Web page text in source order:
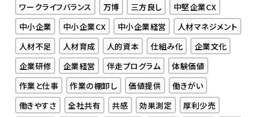
ワークライフバランス
万博 三方良し
中堅企業CX
中小企業
中小企業CX 中小企業経営
人材マネジメント
人材不足
人材育成 人的資本 仕組み化
企業文化
企業研修
企業経営 伴走プログラム
体験価値
作業と仕事
作業の棚卸し 価値提供
働きがい
働きやすさ
全社共有 共感 効果測定
厚利少売